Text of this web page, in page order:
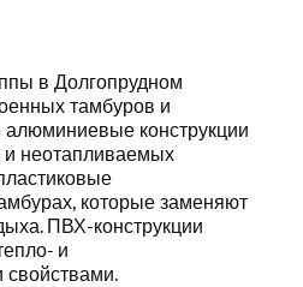
в Долгопрудном
тамбуров и
конструкции
и неотапливаемых
которые заменяют
ПВХ-конструкции
и